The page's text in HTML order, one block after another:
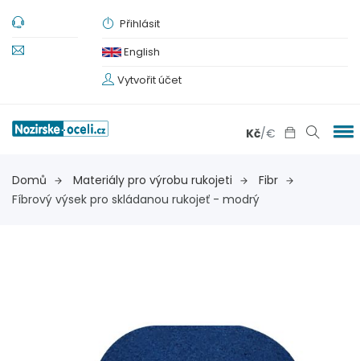
Přihlásit
English
Vytvořit účet
Kč/€
Domů Materiály pro výrobu rukojeti
Fibr
Fíbrový výsek pro skládanou rukojeť - modrý